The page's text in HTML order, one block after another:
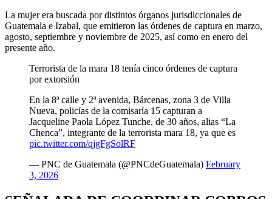
La mujer era buscada por distintos órganos jurisdiccionales de
Guatemala e Izabal, que emitieron las órdenes de captura en marzo,
agosto, septiembre y noviembre de 2025, así como en enero del
presente año.
Terrorista de la mara 18 tenía cinco órdenes de captura
por extorsión
En la 8ª calle y 2ª avenida, Bárcenas, zona 3 de Villa
Nueva, policías de la comisaría 15 capturan a
Jacqueline Paola López Tunche, de 30 años, alias “La
Chenca”, integrante de la terrorista mara 18, ya que es
pic.twitter.com/qjgFgSolRF
— PNC de Guatemala (@PNCdeGuatemala) February
3, 2026